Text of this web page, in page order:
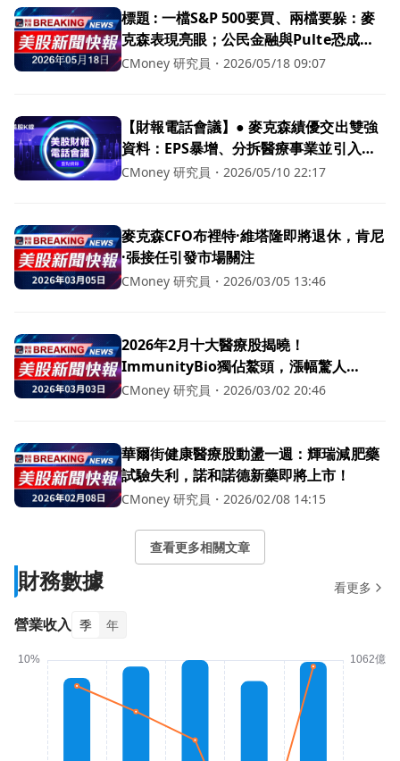
標題 : 一檔S&P 500要買、兩檔要躲：麥
克森表現亮眼；公民金融與Pulte恐成投
資地雷
CMoney 研究員 ・ 2026/05/18 09:07
【財報電話會議】● 麥克森績優交出雙強
資料：EPS暴增、分拆醫療事業並引入阿
波羅，股東回報動能再升級
CMoney 研究員 ・ 2026/05/10 22:17
麥克森CFO布裡特·維塔隆即將退休，肯尼
·張接任引發市場關注
CMoney 研究員 ・ 2026/03/05 13:46
2026年2月十大醫療股揭曉！
ImmunityBio獨佔鰲頭，漲幅驚人
64.37%
CMoney 研究員 ・ 2026/03/02 20:46
華爾街健康醫療股動盪一週：輝瑞減肥藥
試驗失利，諾和諾德新藥即將上市！
CMoney 研究員 ・ 2026/02/08 14:15
查看更多相關文章
財務數據 看更多
營業收入 季 年